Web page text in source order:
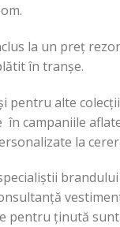
la un preț
în tranșe.
pentru alte
în campaniile
la
pentru ținută